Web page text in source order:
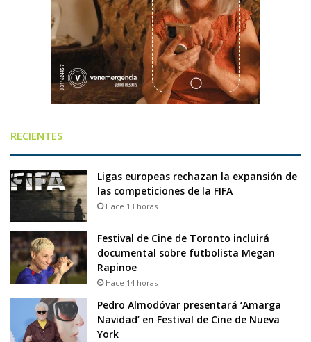
RECIENTES
Ligas europeas rechazan la expansión de
las competiciones de la FIFA
Hace 13 horas
Festival de Cine de Toronto incluirá
documental sobre futbolista Megan
Rapinoe
Hace 14 horas
Pedro Almodóvar presentará ‘Amarga
Navidad’ en Festival de Cine de Nueva
York